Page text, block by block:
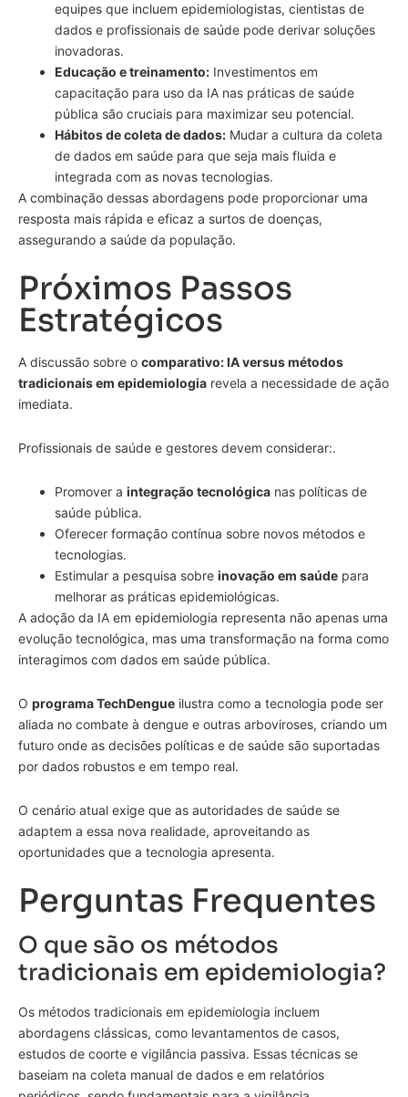
equipes que incluem epidemiologistas, cientistas de
dados e profissionais de saúde pode derivar soluções
inovadoras.
Educação e treinamento: Investimentos em
capacitação para uso da IA nas práticas de saúde
pública são cruciais para maximizar seu potencial.
Hábitos de coleta de dados: Mudar a cultura da coleta
de dados em saúde para que seja mais fluida e
integrada com as novas tecnologias.
A combinação dessas abordagens pode proporcionar uma
resposta mais rápida e eficaz a surtos de doenças,
assegurando a saúde da população.
Próximos Passos
Estratégicos
A discussão sobre o comparativo: IA versus métodos
tradicionais em epidemiologia revela a necessidade de ação
imediata.
Profissionais de saúde e gestores devem considerar:.
Promover a integração tecnológica nas políticas de
saúde pública.
Oferecer formação contínua sobre novos métodos e
tecnologias.
Estimular a pesquisa sobre inovação em saúde para
melhorar as práticas epidemiológicas.
A adoção da IA em epidemiologia representa não apenas uma
evolução tecnológica, mas uma transformação na forma como
interagimos com dados em saúde pública.
O programa TechDengue ilustra como a tecnologia pode ser
aliada no combate à dengue e outras arboviroses, criando um
futuro onde as decisões políticas e de saúde são suportadas
por dados robustos e em tempo real.
O cenário atual exige que as autoridades de saúde se
adaptem a essa nova realidade, aproveitando as
oportunidades que a tecnologia apresenta.
Perguntas Frequentes
O que são os métodos
tradicionais em epidemiologia?
Os métodos tradicionais em epidemiologia incluem
abordagens clássicas, como levantamentos de casos,
estudos de coorte e vigilância passiva. Essas técnicas se
baseiam na coleta manual de dados e em relatórios